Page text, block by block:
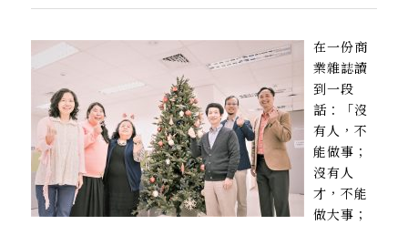
在一份商
業雜誌讀
到一段
話：「沒
有人，不
能做事；
沒有人
才，不能
做大事；